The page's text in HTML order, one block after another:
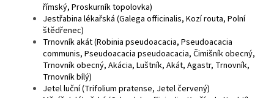
římský, Proskurník topolovka)
Jestřabina lékařská (Galega officinalis, Kozí routa, Polní
štědřenec)
Trnovník akát (Robinia pseudoacacia, Pseudoacacia
communis, Pseudoacacia pseudoacacia, Čimišník obecný,
Trnovník obecný, Akácia, Luštník, Akát, Agastr, Trnovník,
Trnovník bílý)
Jetel luční (Trifolium pratense, Jetel červený)